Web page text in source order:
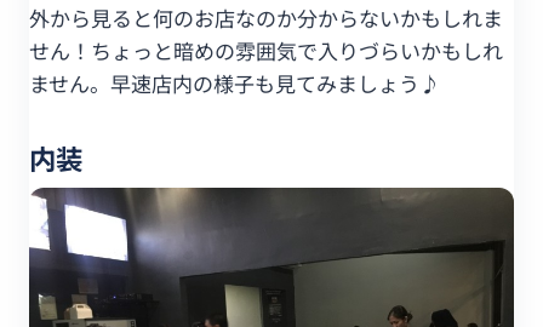
外から見ると何のお店なのか分からないかもしれま
せん！ちょっと暗めの雰囲気で入りづらいかもしれ
ません。早速店内の様子も見てみましょう♪
内装